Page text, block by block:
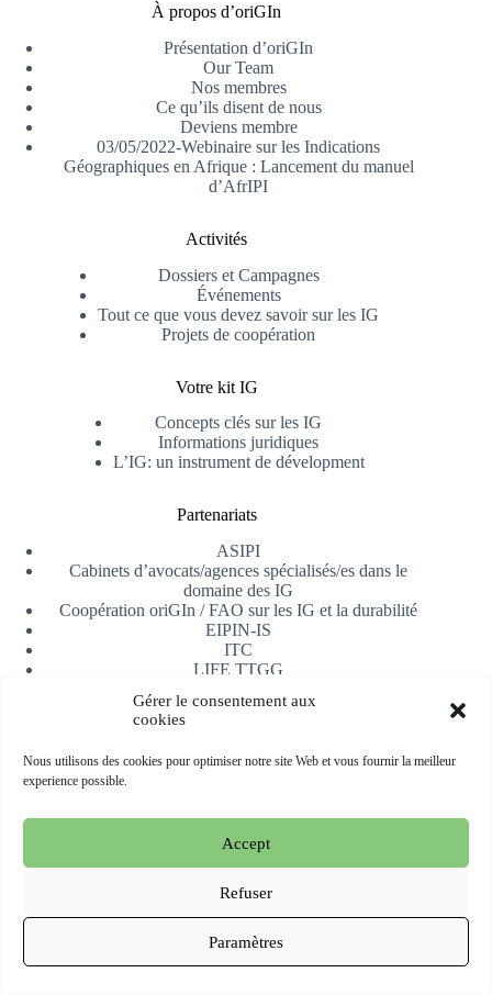
Gérer le consentement aux
cookies
Nous utilisons des cookies pour optimiser notre site Web et vous fournir la meilleur
experience possible.
Accept
Refuser
Paramètres
À propos d’oriGIn
Présentation d’oriGIn
Our Team
Nos membres
Ce qu’ils disent de nous
Deviens membre
03/05/2022-Webinaire sur les Indications
Géographiques en Afrique : Lancement du manuel
d’AfrIPI
Activités
Dossiers et Campagnes
Événements
Tout ce que vous devez savoir sur les IG
Projets de coopération
Votre kit IG
Concepts clés sur les IG
Informations juridiques
L’IG: un instrument de dévelopment
Partenariats
ASIPI
Cabinets d’avocats/agences spécialisés/es dans le
domaine des IG
Coopération oriGIn / FAO sur les IG et la durabilité
EIPIN-IS
ITC
LIFE TTGG
AfrIPI
Recevoir notre newsletter
S'inscrire
Copyright © 2026 oriGIn | Organization for an International
Geographical Indications Network -Site web hébergé et géré